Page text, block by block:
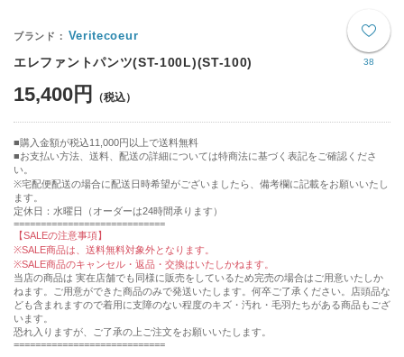
38
Veritecoeur
エレファントパンツ(ST-100L)(ST-100)
15,400円
購入金額が税込11,000円以上で送料無料
お支払い方法、送料、配送の詳細については特商法に基づく表記をご確認くださ
い。
※宅配便配送の場合に配送日時希望がございましたら、備考欄に記載をお願いいたし
ます。
定休日：水曜日（オーダーは24時間承ります）
============================
【SALEの注意事項】
※SALE商品は、送料無料対象外となります。
※SALE商品のキャンセル・返品・交換はいたしかねます。
当店の商品は 実在店舗でも同様に販売をしているため完売の場合はご用意いたしか
ねます。ご用意ができた商品のみで発送いたします。何卒ご了承ください。店頭品な
ども含まれますので着用に支障のない程度のキズ・汚れ・毛羽たちがある商品もござ
います。
恐れ入りますが、ご了承の上ご注文をお願いいたします。
============================